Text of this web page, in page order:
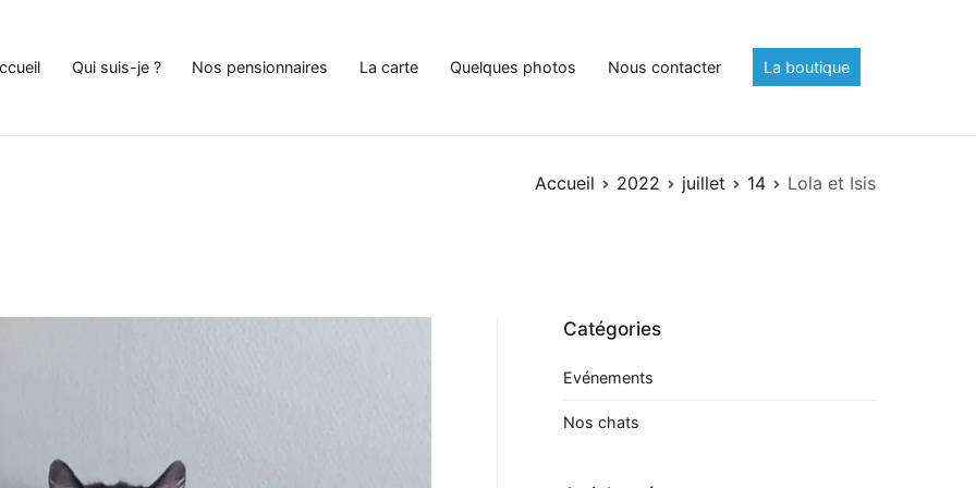
Qui suis-je ? Nos pensionnaires La carte Quelques photos Nous contacter La boutique
Accueil 2022 juillet 14 Lola et Isis
Catégories
Evénements
Nos chats